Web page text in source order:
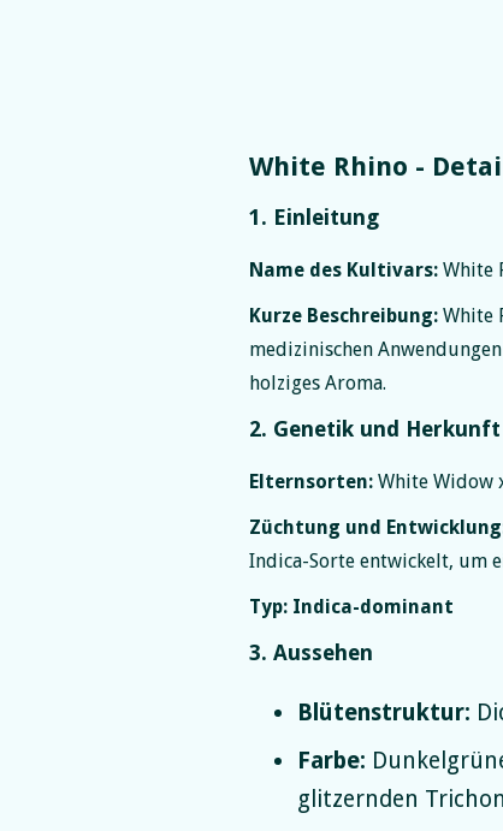
White Rhino -
1. Einleitung
Name des Kultivars: White
Kurze Beschreibung: White
medizinischen
holziges Aroma.
2. Genetik und Herkunft
Elternsorten: White Widow
Züchtung und
Indica-Sorte entwickelt, um
Typ: Indica-dominant
3. Aussehen
Blütenstruktur:
Farbe:
glitzernden